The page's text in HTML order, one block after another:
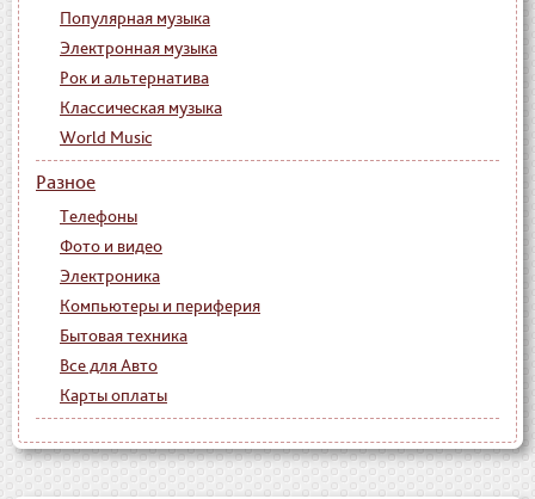
Популярная музыка
Электронная музыка
Рок и альтернатива
Классическая музыка
World Music
Разное
Телефоны
Фото и видео
Электроника
Компьютеры и периферия
Бытовая техника
Все для Авто
Карты оплаты